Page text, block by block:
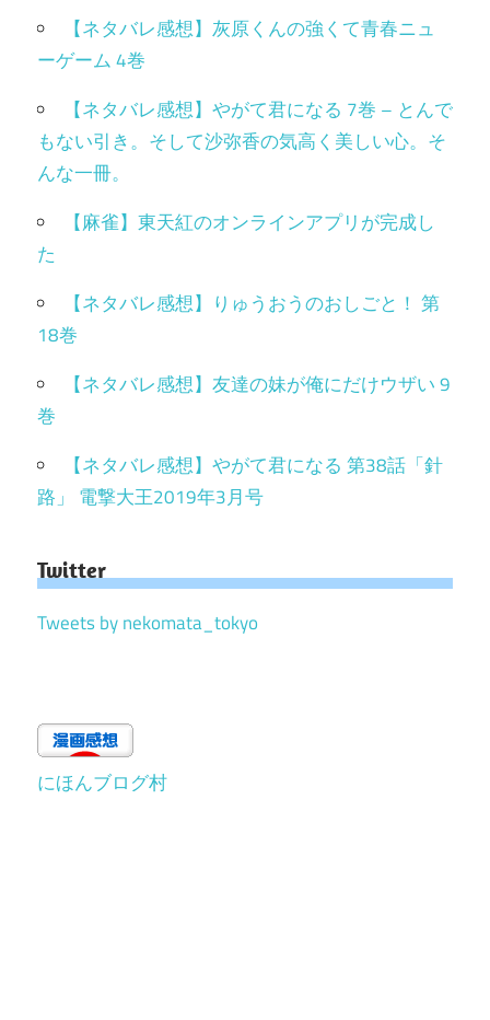
【ネタバレ感想】灰原くんの強くて青春ニュ
ーゲーム 4巻
【ネタバレ感想】やがて君になる 7巻 – とんで
もない引き。そして沙弥香の気高く美しい心。そ
んな一冊。
【麻雀】東天紅のオンラインアプリが完成し
た
【ネタバレ感想】りゅうおうのおしごと！ 第
18巻
【ネタバレ感想】友達の妹が俺にだけウザい 9
巻
【ネタバレ感想】やがて君になる 第38話「針
路」 電撃大王2019年3月号
Twitter
Tweets by nekomata_tokyo
にほんブログ村